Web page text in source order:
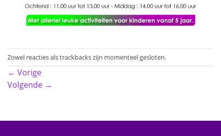
Zowel reacties als trackbacks zijn momenteel gesloten.
← Vorige
Volgende →